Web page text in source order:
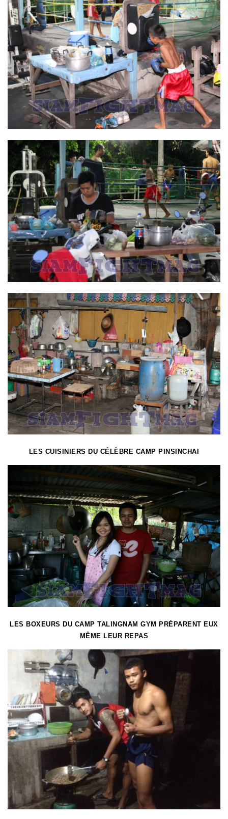
LES CUISINIERS DU CÉLÈBRE CAMP PINSINCHAI
LES BOXEURS DU CAMP TALINGNAM GYM PRÉPARENT EUX
MÊME LEUR REPAS